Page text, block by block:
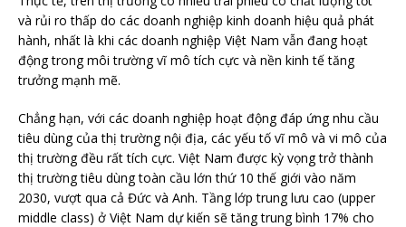
và rủi ro thấp do các doanh nghiệp kinh doanh hiệu quả phát
hành, nhất là khi các doanh nghiệp Việt Nam vẫn đang hoạt
động trong môi trường vĩ mô tích cực và nền kinh tế tăng
trưởng mạnh mẽ.
Chẳng hạn, với các doanh nghiệp hoạt động đáp ứng nhu cầu
tiêu dùng của thị trường nội địa, các yếu tố vĩ mô và vi mô của
thị trường đều rất tích cực. Việt Nam được kỳ vọng trở thành
thị trường tiêu dùng toàn cầu lớn thứ 10 thế giới vào năm
2030, vượt qua cả Đức và Anh. Tầng lớp trung lưu cao (upper
middle class) ở Việt Nam dự kiến sẽ tăng trung bình 17% cho